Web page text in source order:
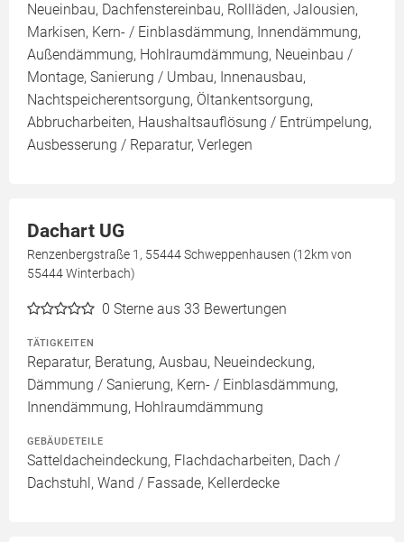
Neueinbau, Dachfenstereinbau, Rollläden, Jalousien,
Markisen, Kern- / Einblasdämmung, Innendämmung,
Außendämmung, Hohlraumdämmung, Neueinbau /
Montage, Sanierung / Umbau, Innenausbau,
Nachtspeicherentsorgung, Öltankentsorgung,
Abbrucharbeiten, Haushaltsauflösung / Entrümpelung,
Ausbesserung / Reparatur, Verlegen
Dachart UG
Renzenbergstraße 1, 55444 Schweppenhausen (12km von
55444 Winterbach)
0 Sterne aus 33 Bewertungen
TÄTIGKEITEN
Reparatur, Beratung, Ausbau, Neueindeckung,
Dämmung / Sanierung, Kern- / Einblasdämmung,
Innendämmung, Hohlraumdämmung
GEBÄUDETEILE
Satteldacheindeckung, Flachdacharbeiten, Dach /
Dachstuhl, Wand / Fassade, Kellerdecke